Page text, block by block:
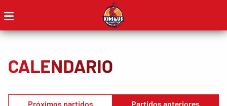
CALENDARIO
Próximos partidos Partidos anteriores